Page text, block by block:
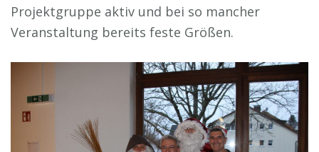
Projektgruppe aktiv und bei so mancher
Veranstaltung bereits feste Größen.